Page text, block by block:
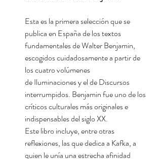
Esta es la primera selección que se
publica en España de los textos
fundamentales de Walter Benjamin,
escogidos cuidadosamente a partir de
los cuatro volúmenes
de Iluminaciones y el de Discursos
interrumpidos. Benjamin fue uno de los
críticos culturales más originales e
indispensables del siglo XX.
Este libro incluye, entre otras
reflexiones, las que dedica a Kafka, a
quien le unía una estrecha afinidad